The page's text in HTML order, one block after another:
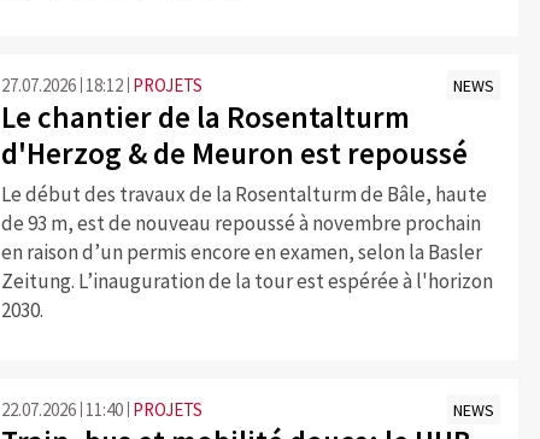
27.07.2026 18:12 PROJETS NEWS
Le chantier de la Rosentalturm
d'Herzog & de Meuron est repoussé
Le début des travaux de la Rosentalturm de Bâle, haute
de 93 m, est de nouveau repoussé à novembre prochain
en raison d’un permis encore en examen, selon la Basler
Zeitung. L’inauguration de la tour est espérée à l'horizon
2030.
22.07.2026 11:40 PROJETS NEWS